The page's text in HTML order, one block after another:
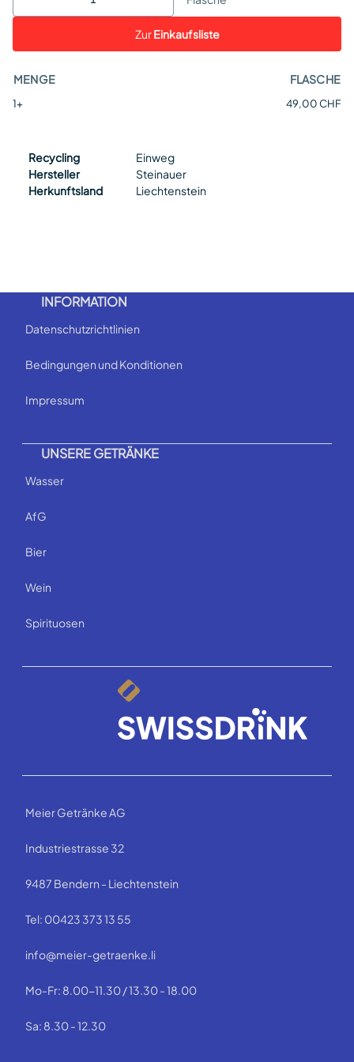
ZurEinkaufsliste
MENGE FLASCHE
1+ 49,00 CHF
Recycling
Einweg
Hersteller
Steinauer
Herkunftsland
Liechtenstein
INFORMATION
Datenschutzrichtlinien
Bedingungen und Konditionen
Impressum
UNSERE GETRÄNKE
Wasser
AfG
Bier
Wein
Spirituosen
Meier Getränke AG
Industriestrasse 32
9487 Bendern - Liechtenstein
Tel: 00423 373 13 55
info@meier-getraenke.li
Mo-Fr: 8.00-11.30 / 13.30 - 18.00
Sa: 8.30 - 12.30